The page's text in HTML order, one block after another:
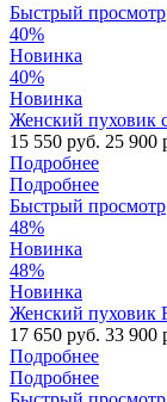
Быстрый просмотр
40%
Новинка
40%
Новинка
Женский пуховик
15 550 руб. 25 900
Подробнее
Подробнее
Быстрый просмотр
48%
Новинка
48%
Новинка
Женский пуховик
17 650 руб. 33 900
Подробнее
Подробнее